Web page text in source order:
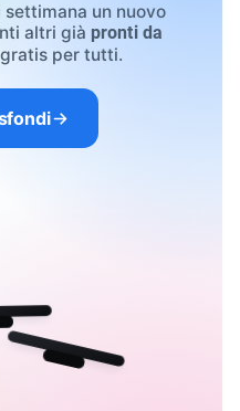
settimana un nuovo
altri già pronti da
per tutti.